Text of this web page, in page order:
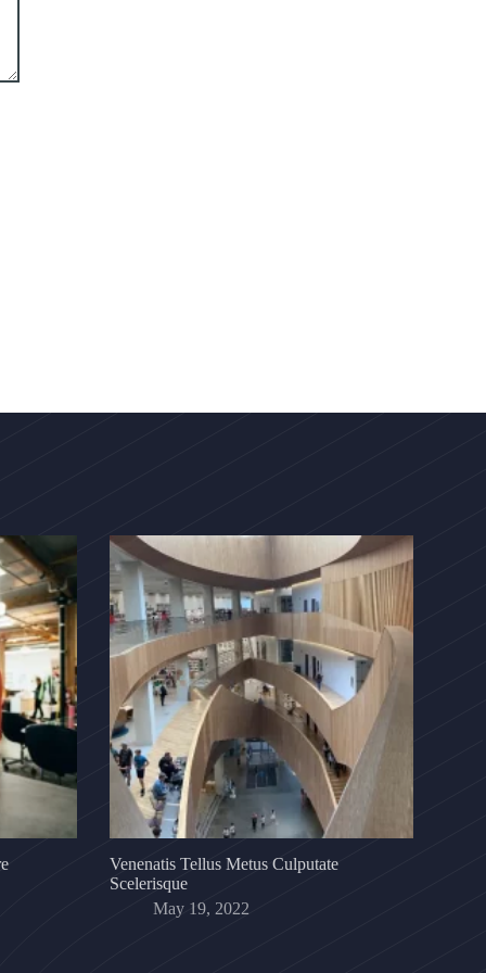
Venenatis Tellus Metus Culputate
Scelerisque
May 19, 2022